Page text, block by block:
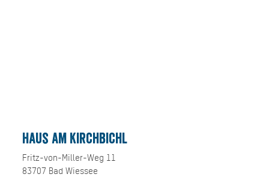
Haus am Kirchbichl
Fritz-von-Miller-Weg 11
83707 Bad Wiessee